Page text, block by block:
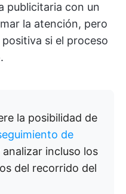
publicitaria con un
la atención, pero
si el proceso
la posibilidad de
de
incluso los
del recorrido del